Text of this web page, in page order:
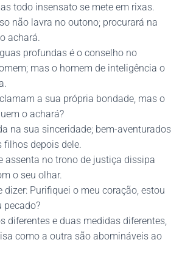
todo insensato se mete em rixas.
não lavra no outono; procurará na
achará.
profundas é o conselho no
mas o homem de inteligência o
a sua própria bondade, mas o
o achará?
na sua sinceridade; bem-aventurados
filhos depois dele.
assenta no trono de justiça dissipa
o seu olhar.
dizer: Purifiquei o meu coração, estou
pecado?
diferentes e duas medidas diferentes,
como a outra são abomináveis ao